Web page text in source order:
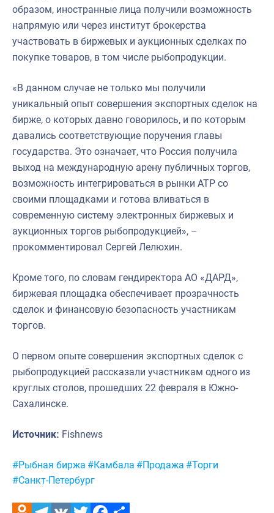
образом, иностранные лица получили возможность
напрямую или через институт брокерства
участвовать в биржевых и аукционных сделках по
покупке товаров, в том числе рыбопродукции.
«В данном случае не только мы получили
уникальный опыт совершения экспортных сделок на
бирже, о которых давно говорилось, и по которым
давались соответствующие поручения главы
государства. Это означает, что Россия получила
выход на международную арену публичных торгов,
возможность интегрироваться в рынки АТР со
своими площадками и готова вливаться в
современную систему электронных биржевых и
аукционных торгов рыбопродукцией», –
прокомментировал Сергей Лелюхин.
Кроме того, по словам гендиректора АО «ДАРД»,
биржевая площадка обеспечивает прозрачность
сделок и финансовую безопасность участникам
торгов.
О первом опыте совершения экспортных сделок с
рыбопродукцией рассказали участникам одного из
круглых столов, прошедших 22 февраля в Южно-
Сахалинске.
Источник: Fishnews
Метки:
#Рыбная биржа #Камбала #Продажа #Торги
#Санкт-Петербург